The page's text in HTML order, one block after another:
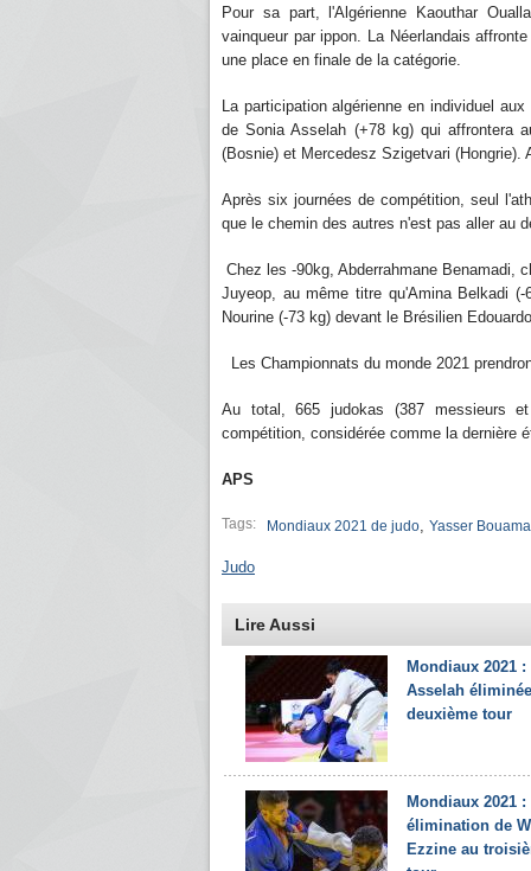
Pour sa part, l'Algérienne Kaouthar
vainqueur par ippon. La Néerlandais
une place en finale de la catégorie.
La participation algérienne en individuel
de Sonia Asselah (+78 kg) qui affrontera
(Bosnie) et Mercedesz Szigetvari (Hongrie).
Après six journées de compétition, seul
que le chemin des autres n'est pas aller au
Chez les -90kg, Abderrahmane Benamadi,
Juyeop, au même titre qu'Amina Belkadi
Nourine (-73 kg) devant le Brésilien
Les Championnats du monde 2021
Au total, 665 judokas (387 messieurs
compétition, considérée comme la dernière
APS
Tags: Mondiaux 2021 de judo, Yasser
Judo
Lire Aussi
Mondiaux 2021
Asselah
deuxième tour
Mondiaux 2021 :
élimination de
Ezzine au